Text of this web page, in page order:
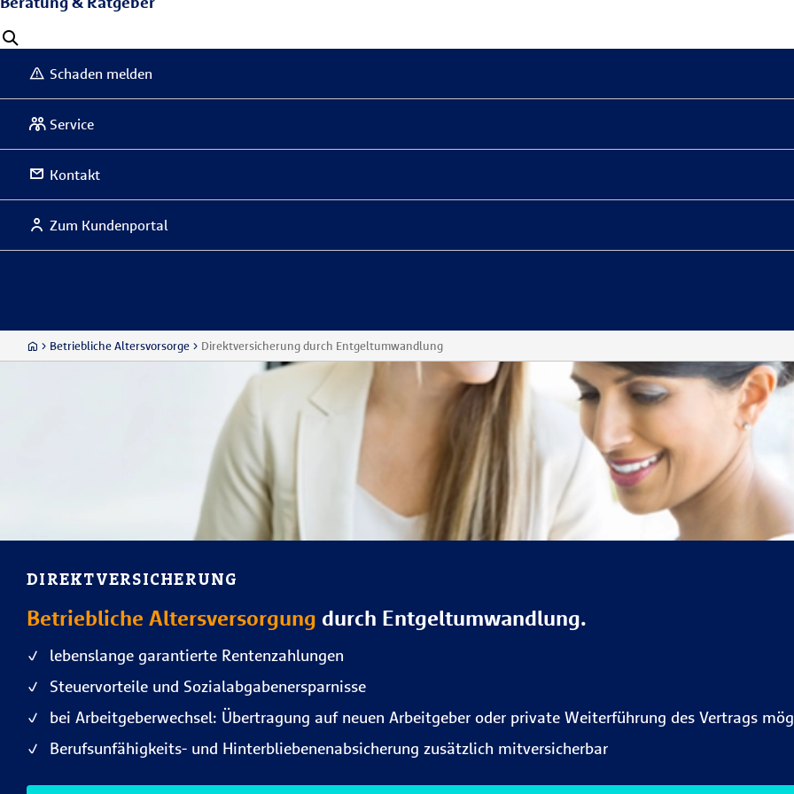
Schaden melden
Service
Kontakt
Zum Kundenportal
Betriebliche Altersvorsorge Direktversicherung durch Entgeltumwandlung
DIREKTVERSICHERUNG
Betriebliche Altersversorgung durch Entgeltumwandlung.
lebenslange garantierte Rentenzahlungen
Steuervorteile und Sozialabgabenersparnisse
bei Arbeitgeberwechsel: Übertragung auf neuen Arbeitgeber oder private Weiterführung des Vertrags
Berufsunfähigkeits- und Hinterbliebenenabsicherung zusätzlich mitversicherbar